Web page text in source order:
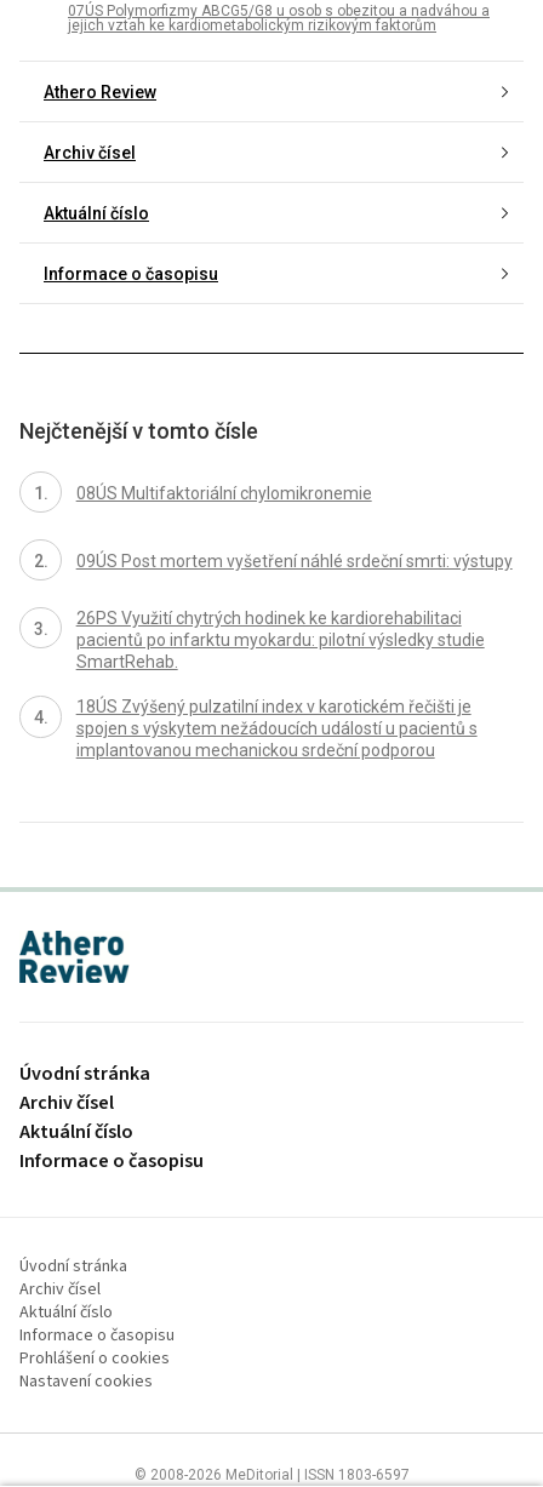
07ÚS Polymorfizmy ABCG5/G8 u osob s obezitou a nadváhou a
jejich vztah ke kardiometabolickým rizikovým faktorům
Athero Review
Archiv čísel
Aktuální číslo
Informace o časopisu
Nejčtenější v tomto čísle
08ÚS Multifaktoriální chylomikronemie
09ÚS Post mortem vyšetření náhlé srdeční smrti: výstupy
26PS Využití chytrých hodinek ke kardiorehabilitaci
pacientů po infarktu myokardu: pilotní výsledky studie
SmartRehab.
18ÚS Zvýšený pulzatilní index v karotickém řečišti je
spojen s výskytem nežádoucích událostí u pacientů s
implantovanou mechanickou srdeční podporou
proLékaře.cz
Úvodní stránka
Archiv čísel
Aktuální číslo
Informace o časopisu
Úvodní stránka
Archiv čísel
Aktuální číslo
Informace o časopisu
Prohlášení o cookies
Nastavení cookies
© 2008-2026 MeDitorial | ISSN 1803-6597